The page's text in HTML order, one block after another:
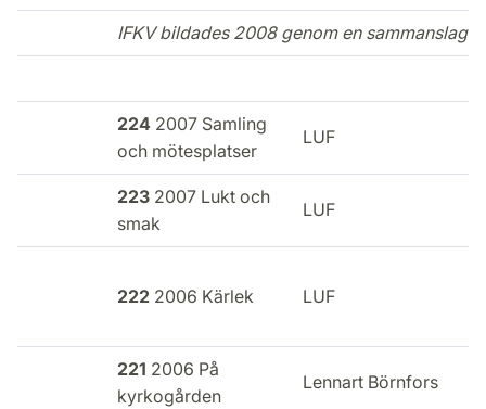
IFKV bildades 2008 genom en
224 2007 Samling
och mötesplatser
LUF
223 2007 Lukt och
smak
LUF
222 2006 Kärlek LUF
221 2006 På
kyrkogården
Lennart Börnfors